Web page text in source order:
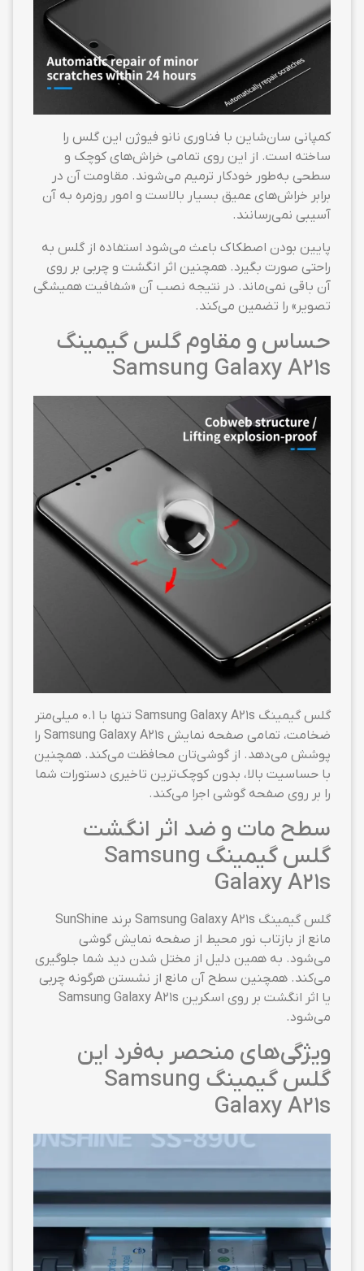
کمپانی سان‌شاین با فناوری نانو فیوژن این گلس را
ساخته است. از این روی تمامی خراش‌های کوچک و
سطحی به‌طور خودکار ترمیم می‌شوند. مقاومت آن در
برابر خراش‌های عمیق بسیار بالاست و امور روزمره به آن
آسیبی نمی‌رسانند.
پایین بودن اصطکاک باعث می‌شود استفاده از گلس به
راحتی صورت بگیرد. همچنین اثر انگشت و چربی بر روی
آن باقی نمی‌ماند. در نتیجه نصب آن «شفافیت همیشگی
تصویر» را تضمین می‌کند.
حساس و مقاوم گلس گیمینگ
Samsung Galaxy A21s
گلس گیمینگ Samsung Galaxy A21s تنها با ۰.۱ میلی‌متر
ضخامت، تمامی صفحه نمایش Samsung Galaxy A21s را
پوشش می‌دهد. از گوشی‌تان محافظت می‌کند. همچنین
با حساسیت بالا، بدون کوچک‌ترین تاخیری دستورات شما
را بر روی صفحه گوشی اجرا می‌کند.
سطح مات و ضد اثر انگشت
گلس گیمینگ Samsung
Galaxy A21s
گلس گیمینگ Samsung Galaxy A21s برند SunShine
مانع از بازتاب نور محیط از صفحه نمایش گوشی
می‌شود. به همین دلیل از مختل شدن دید شما جلوگیری
می‌کند. همچنین سطح آن مانع از نشستن هرگونه چربی
یا اثر انگشت بر روی اسکرین Samsung Galaxy A21s
می‌شود.
ویژگی‌های منحصر به‌فرد این
گلس گیمینگ Samsung
Galaxy A21s